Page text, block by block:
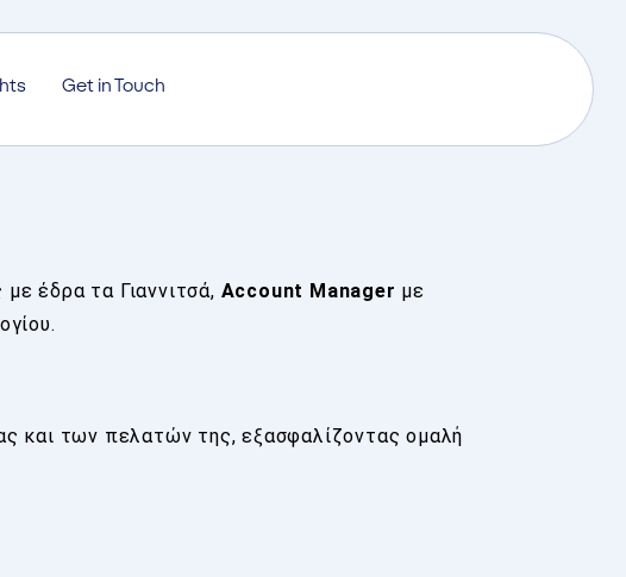
Get in Touch
έδρα τα Γιαννιτσά, Account Manager με
και των πελατών της, εξασφαλίζοντας ομαλή